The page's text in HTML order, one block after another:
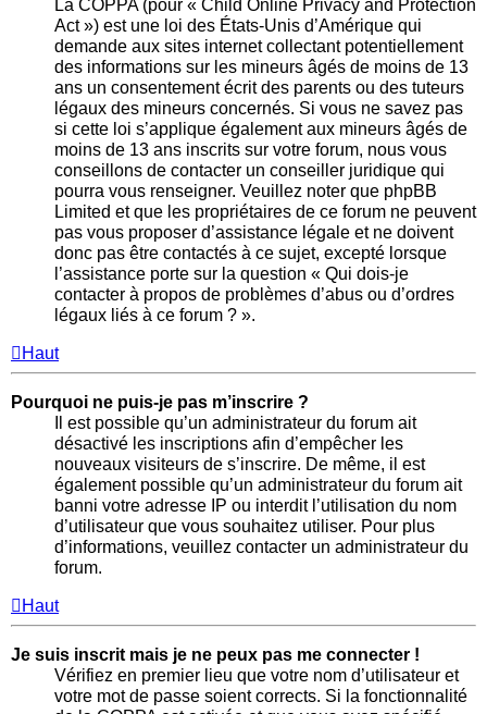
La COPPA (pour « Child Online Privacy and Protection
Act ») est une loi des États-Unis d’Amérique qui
demande aux sites internet collectant potentiellement
des informations sur les mineurs âgés de moins de 13
ans un consentement écrit des parents ou des tuteurs
légaux des mineurs concernés. Si vous ne savez pas
si cette loi s’applique également aux mineurs âgés de
moins de 13 ans inscrits sur votre forum, nous vous
conseillons de contacter un conseiller juridique qui
pourra vous renseigner. Veuillez noter que phpBB
Limited et que les propriétaires de ce forum ne peuvent
pas vous proposer d’assistance légale et ne doivent
donc pas être contactés à ce sujet, excepté lorsque
l’assistance porte sur la question « Qui dois-je
contacter à propos de problèmes d’abus ou d’ordres
légaux liés à ce forum ? ».
Haut
Pourquoi ne puis-je pas m’inscrire ?
Il est possible qu’un administrateur du forum ait
désactivé les inscriptions afin d’empêcher les
nouveaux visiteurs de s’inscrire. De même, il est
également possible qu’un administrateur du forum ait
banni votre adresse IP ou interdit l’utilisation du nom
d’utilisateur que vous souhaitez utiliser. Pour plus
d’informations, veuillez contacter un administrateur du
forum.
Haut
Je suis inscrit mais je ne peux pas me connecter !
Vérifiez en premier lieu que votre nom d’utilisateur et
votre mot de passe soient corrects. Si la fonctionnalité